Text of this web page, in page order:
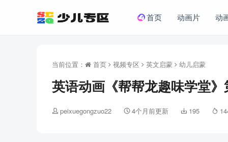
首页 动画片 动
当前位置： 首页 视频专区 英文启蒙 幼儿启蒙
英语动画《帮帮龙趣味学堂
peixuegongzuo22 4个月前更新 195